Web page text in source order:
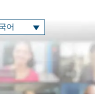
어